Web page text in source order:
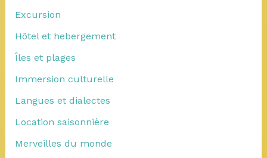
Excursion
Hôtel et hebergement
Îles et plages
Immersion culturelle
Langues et dialectes
Location saisonnière
Merveilles du monde